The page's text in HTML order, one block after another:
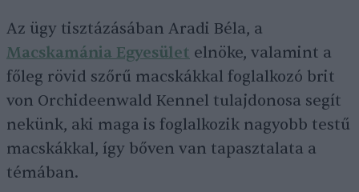
Az ügy tisztázásában Aradi Béla, a
Macskamánia Egyesület elnöke, valamint a
főleg rövid szőrű macskákkal foglalkozó brit
von Orchideenwald Kennel tulajdonosa segít
nekünk, aki maga is foglalkozik nagyobb testű
macskákkal, így bőven van tapasztalata a
témában.